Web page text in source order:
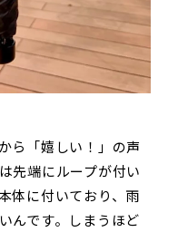
ら「嬉しい！」の声
先端にループが付い
体に付いており、雨
んです。しまうほど